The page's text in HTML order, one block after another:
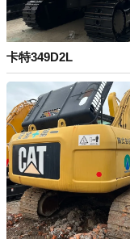
卡特349D2L